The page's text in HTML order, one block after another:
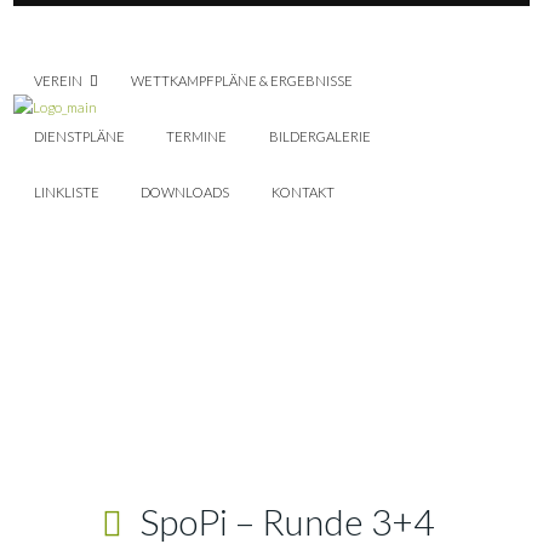
VEREIN WETTKAMPFPLÄNE & ERGEBNISSE
DIENSTPLÄNE TERMINE BILDERGALERIE
LINKLISTE DOWNLOADS KONTAKT
SpoPi – Runde 3+4